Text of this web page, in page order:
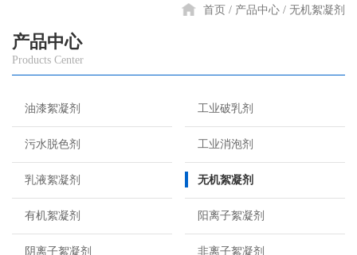
首页 产品中心 无机絮凝剂
产品中心
Products Center
油漆絮凝剂 工业破乳剂
污水脱色剂 工业消泡剂
乳液絮凝剂 无机絮凝剂
有机絮凝剂 阳离子絮凝剂
阴离子絮凝剂 非离子絮凝剂